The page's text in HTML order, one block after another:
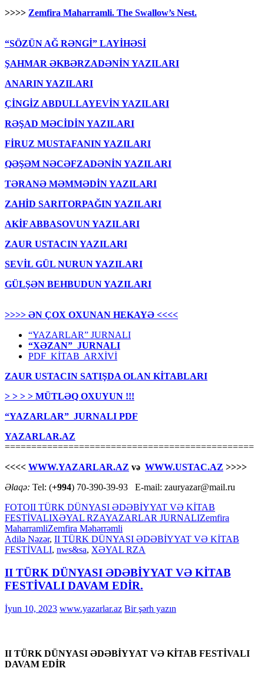
>>>> Zemfira Maharramli. The Swallow’s Nest.
“SÖZÜN AĞ RƏNGİ” LAYİHƏSİ
ŞAHMAR ƏKBƏRZADƏNİN YAZILARI
ANARIN YAZILARI
ÇİNGİZ ABDULLAYEVİN YAZILARI
RƏŞAD MƏCİDİN YAZILARI
FİRUZ MUSTAFANIN YAZILARI
QƏŞƏM NƏCƏFZADƏNİN YAZILARI
TƏRANƏ MƏMMƏDİN YAZILARI
ZAHİD SARITORPAĞIN YAZILARI
AKİF ABBASOVUN YAZILARI
ZAUR USTACIN YAZILARI
SEVİL GÜL NURUN YAZILARI
GÜLŞƏN BEHBUDUN YAZILARI
>>>> ƏN ÇOX OXUNAN HEKAYƏ <<<<
“YAZARLAR” JURNALI
“XƏZAN” JURNALI
PDF KİTAB ARXİVİ
ZAUR USTACIN SATIŞDA OLAN KİTABLARI
> > > > MÜTLƏQ OXUYUN !!!
“YAZARLAR” JURNALI PDF
YAZARLAR.AZ
===============================================
<<<< WWW.YAZARLAR.AZ və WWW.USTAC.AZ >>>>
Əlaqə: Tel: (+994) 70-390-39-93 E-mail: zauryazar@mail.ru
FOTOII TÜRK DÜNYASI ƏDƏBİYYAT VƏ KİTAB
FESTİVALIXƏYAL RZAYAZARLAR JURNALIZemfira
MaharramliZemfira Məhərrəmli
Adilə Nəzər, II TÜRK DÜNYASI ƏDƏBİYYAT VƏ KİTAB
FESTİVALI, nws&sa, XƏYAL RZA
II TÜRK DÜNYASI ƏDƏBİYYAT VƏ KİTAB
FESTİVALI DAVAM EDİR.
İyun 10, 2023 www.yazarlar.az Bir şərh yazın
II TÜRK DÜNYASI ƏDƏBİYYAT VƏ KİTAB FESTİVALI
DAVAM EDİR